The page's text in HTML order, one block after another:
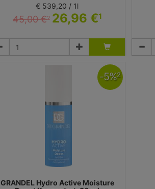
€ 539,20 / 1l
45,00 €2 26,96 €1
Creme
Dr. Grandel GmbH
GRANDEL Hydro Active Moisture
-5%2